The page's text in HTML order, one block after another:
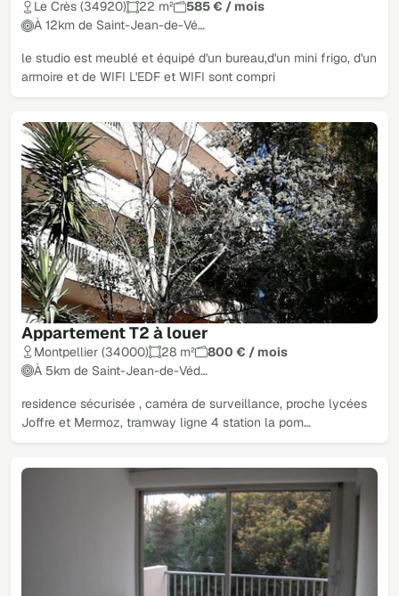
Le Crès (34920) 22 m²
585 € / mois
À 12km de Saint-Jean-de-Vé…
le studio est meublé et équipé d'un bureau,d'un mini frigo, d'un
armoire et de WIFI L'EDF et WIFI sont compri
Appartement T2 à louer
Montpellier (34000) 28 m²
800 € / mois
À 5km de Saint-Jean-de-Véd…
residence sécurisée , caméra de surveillance, proche lycées
Joffre et Mermoz, tramway ligne 4 station la pom…